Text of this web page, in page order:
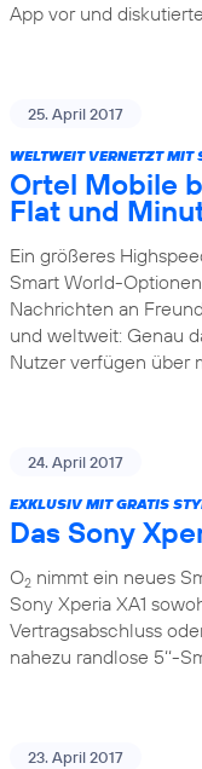
App vor und
25. April 2017
WELTWEIT VERNETZT MIT
Ortel Mobile
Flat und
Ein größeres
Smart World-
Nachrichten an
und weltweit: Genau
Nutzer verfügen über
24. April 2017
EXKLUSIV MIT GRATIS
Das Sony
O2 nimmt ein neues
Sony Xperia XA1
Vertragsabschluss
nahezu randlose 5‘‘-
23. April 2017